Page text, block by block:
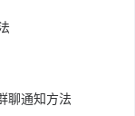
聊通知方法